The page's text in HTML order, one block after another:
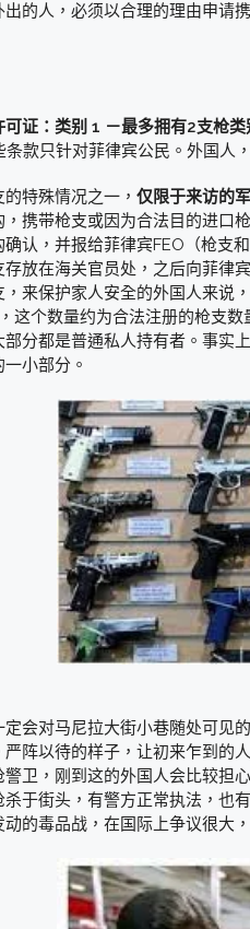
的人，必须以合理的理由申请
证： 类别 1 －最多拥有2支枪类
条款只针对菲律宾公民。外国人
特殊情况之一， 仅限于来访的
携带枪支或因为合法目的进口
认，并报给菲律宾FEO（枪支
放在海关官员处，之后向菲律
来保护家人安全的外国人来说
这个数量约为合法注册的枪支
分都是普通私人持有者。事实
小部分。
会对马尼拉大街小巷随处可见
阵以待的样子，让初来乍到的
卫，刚到这的外国人会比较担
于街头，有警方正常执法，也
的毒品战，在国际上争议很大